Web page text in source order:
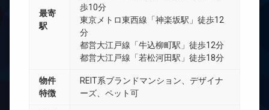
最寄
駅
歩10分
東京メトロ東西線「神楽坂駅」徒歩12
分
都営大江戸線「牛込柳町駅」徒歩12分
都営大江戸線「若松河田駅」徒歩18分
物件
特徴
REIT系ブランドマンション、デザイナ
ーズ、ペット可